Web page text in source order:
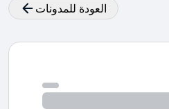
العودة للمدونات